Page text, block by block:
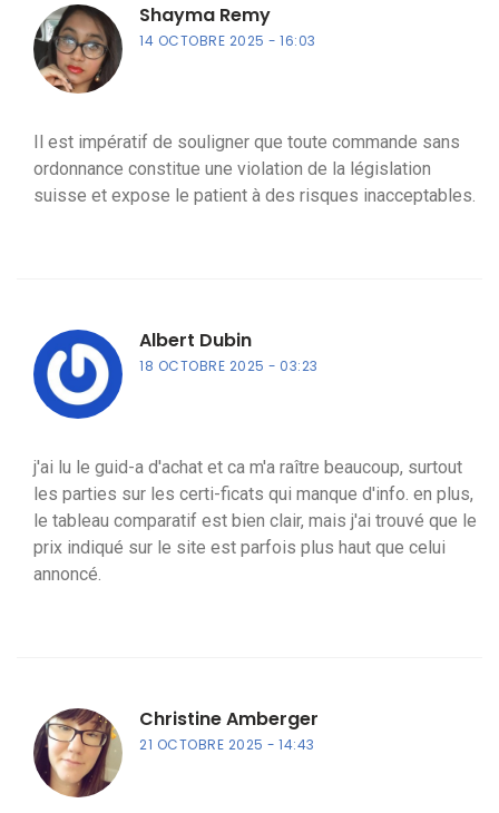
Shayma Remy
14 OCTOBRE 2025 16:03
Il est impératif de souligner que toute commande sans
ordonnance constitue une violation de la législation
suisse et expose le patient à des risques inacceptables.
Albert Dubin
18 OCTOBRE 2025 03:23
j'ai lu le guid-a d'achat et ca m'a raître beaucoup, surtout
les parties sur les certi-ficats qui manque d'info. en plus,
le tableau comparatif est bien clair, mais j'ai trouvé que le
prix indiqué sur le site est parfois plus haut que celui
annoncé.
Christine Amberger
21 OCTOBRE 2025 14:43